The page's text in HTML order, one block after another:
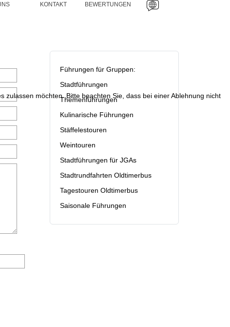
KONTAKT BEWERTUNGEN
Führungen für Gruppen:
Stadtführungen
Themenführungen
Kulinarische Führungen
Stäffelestouren
Weintouren
Stadtführungen für JGAs
Stadtrundfahrten Oldtimerbus
Tagestouren Oldtimerbus
Saisonale Führungen
möchten. Bitte beachten Sie, dass bei einer Ablehnung nicht